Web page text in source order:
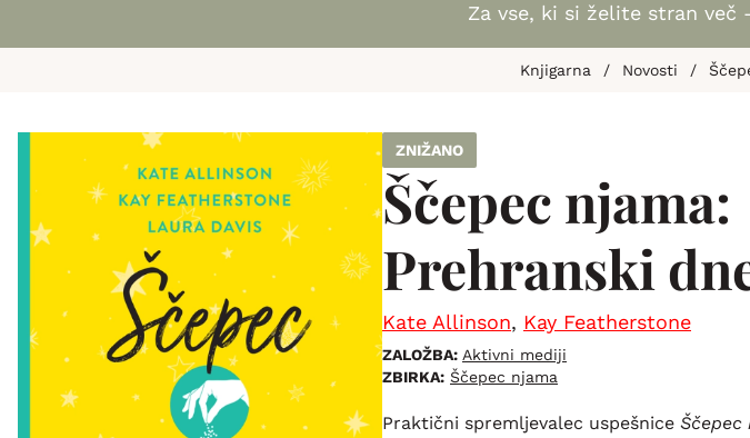
Za vse, ki si želite stran več
Knjigarna / Novosti /
ZNIŽANO
Ščepec njama:
Prehranski
Kate Allinson, Kay Featherstone
ZALOŽBA: Aktivni mediji
ZBIRKA: Ščepec njama
Praktični spremljevalec uspešnice Ščepec